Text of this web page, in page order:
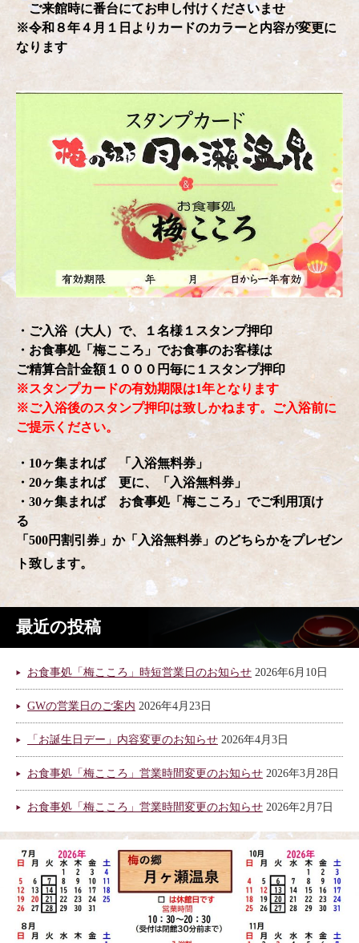
ご来館時に番台にてお申し付けくださいませ
※令和８年４月１日よりカードのカラーと内容が変更に
なります
・ご入浴（大人）で、１名様１スタンプ押印
・お食事処「梅こころ」でお食事のお客様は
ご精算合計金額１０００円毎に１スタンプ押印
※スタンプカードの有効期限は1年となります
※ご入浴後のスタンプ押印は致しかねます。ご入浴前に
ご提示ください。
・10ヶ集まれば 「入浴無料券」
・20ヶ集まれば 更に、「入浴無料券」
・30ヶ集まれば お食事処「梅こころ」でご利用頂け
る
「500円割引券」か「入浴無料券」のどちらかをプレゼン
ト致します。
最近の投稿
お食事処「梅こころ」時短営業日のお知らせ 2026年6月10日
GWの営業日のご案内 2026年4月23日
「お誕生日デー」内容変更のお知らせ 2026年4月3日
お食事処「梅こころ」営業時間変更のお知らせ 2026年3月28日
お食事処「梅こころ」営業時間変更のお知らせ 2026年2月7日